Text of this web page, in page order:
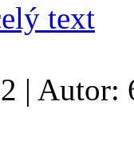
text
| Autor: